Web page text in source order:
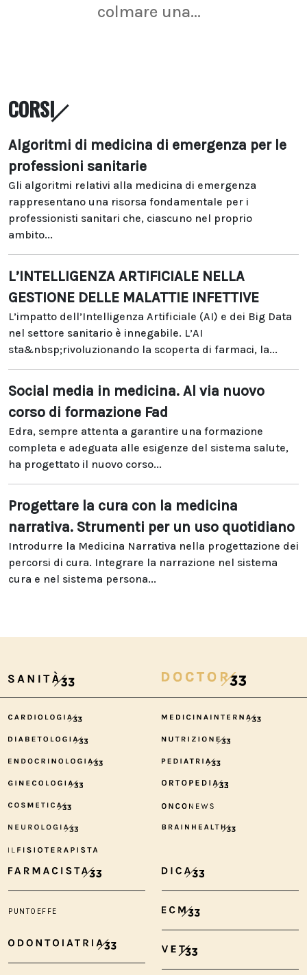
colmare una...
CORSI
Algoritmi di medicina di emergenza per le
professioni sanitarie
Gli algoritmi relativi alla medicina di emergenza
rappresentano una risorsa fondamentale per i
professionisti sanitari che, ciascuno nel proprio
ambito...
L’INTELLIGENZA ARTIFICIALE NELLA
GESTIONE DELLE MALATTIE INFETTIVE
L’impatto dell’Intelligenza Artificiale (AI) e dei Big Data
nel settore sanitario è innegabile. L’AI
sta&nbsp;rivoluzionando la scoperta di farmaci, la...
Social media in medicina. Al via nuovo
corso di formazione Fad
Edra, sempre attenta a garantire una formazione
completa e adeguata alle esigenze del sistema salute,
ha progettato il nuovo corso...
Progettare la cura con la medicina
narrativa. Strumenti per un uso quotidiano
Introdurre la Medicina Narrativa nella progettazione dei
percorsi di cura. Integrare la narrazione nel sistema
cura e nel sistema persona...